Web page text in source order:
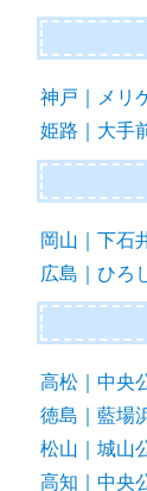
神戸｜メリ
姫路｜大手
岡山｜下石
広島｜ひろ
高松｜中央
徳島｜藍場
松山｜城山
高知｜中央